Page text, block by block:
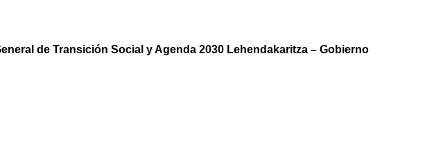
de Transición Social y Agenda 2030 Lehendakaritza – Gobierno